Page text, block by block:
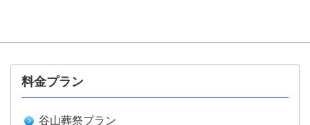
料金プラン
谷山葬祭プラン